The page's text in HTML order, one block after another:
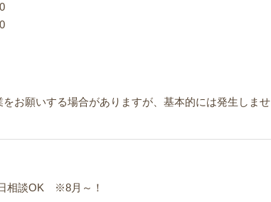
お願いする場合がありますが、基本的には発生しませ
相談OK ※8月～！